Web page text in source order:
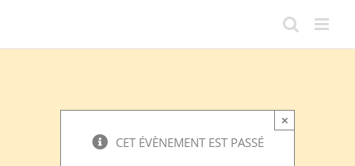
CET ÉVÈNEMENT EST PASSÉ
×